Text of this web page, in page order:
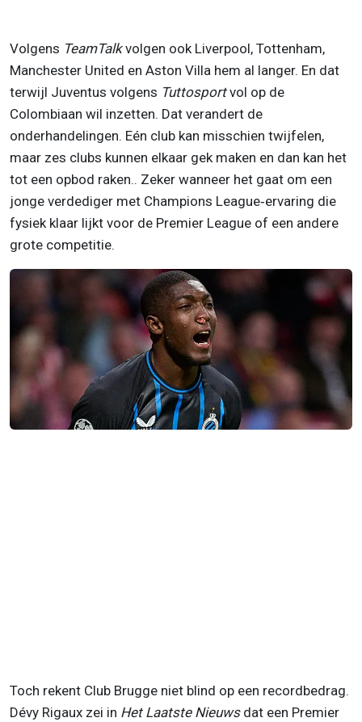
Volgens TeamTalkvolgen ook Liverpool, Tottenham,
Manchester United en Aston Villa hem al langer. En dat
terwijl Juventus volgens Tuttosportvol op de
Colombiaan wil inzetten. Dat verandert de
onderhandelingen. Eén club kan misschien twijfelen,
maar zes clubs kunnen elkaar gek maken en dan kan het
tot een opbod raken.. Zeker wanneer het gaat om een
jonge verdediger met Champions League‑ervaring die
fysiek klaar lijkt voor de Premier League of een andere
grote competitie.
Toch rekent Club Brugge niet blind op een recordbedrag.
Dévy Rigaux zei in Het Laatste Nieuwsdat een Premier